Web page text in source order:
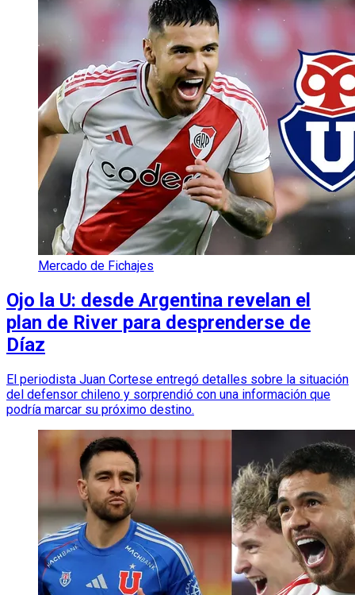
Mercado de Fichajes
Ojo la U: desde Argentina revelan el
plan de River para desprenderse de
Díaz
El periodista Juan Cortese entregó detalles sobre la situación
del defensor chileno y sorprendió con una información que
podría marcar su próximo destino.